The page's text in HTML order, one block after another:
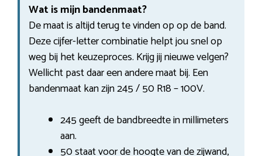
Wat is mijn bandenmaat?
De maat is altijd terug te vinden op op de band.
Deze cijfer-letter combinatie helpt jou snel op
weg bij het keuzeproces. Krijg jij nieuwe velgen?
Wellicht past daar een andere maat bij. Een
bandenmaat kan zijn 245 / 50 R18 – 100V.
245 geeft de bandbreedte in millimeters
aan.
50 staat voor de hoogte van de zijwand,